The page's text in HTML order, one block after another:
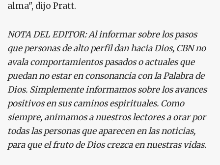
alma", dijo Pratt.
NOTA DEL EDITOR: Al informar sobre los pasos
que personas de alto perfil dan hacia Dios, CBN no
avala comportamientos pasados​​o actuales que
puedan no estar en consonancia con la Palabra de
Dios. Simplemente informamos sobre los avances
positivos en sus caminos espirituales. Como
siempre, animamos a nuestros lectores a orar por
todas las personas que aparecen en las noticias,
para que el fruto de Dios crezca en nuestras vidas.